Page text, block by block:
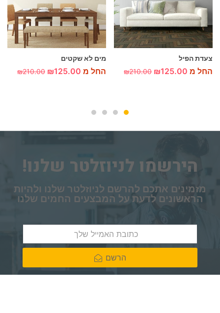
מים לא שקטים
החל מ ₪125.00
₪210.00
צעדת הפיל
החל מ ₪125.00
₪210.00
הירשמו לניוזלטר שלנו!
מזמינים אתכם להרשם לניוזלטר שלנו ולהיות
הראשונים לדעת על המבצעים החמים שלנו
הרשם